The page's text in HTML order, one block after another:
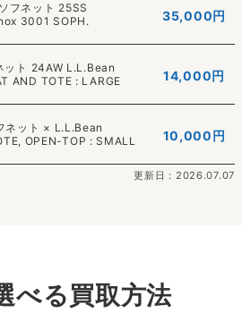
フネット 25SS
3001 SOPH.
35,000円
ット 24AW L.L.Bean
AND TOTE : LARGE
14,000円
ネット × L.L.Bean
OPEN-TOP : SMALL
10,000円
更新日：2026.07.07
べる買取方法